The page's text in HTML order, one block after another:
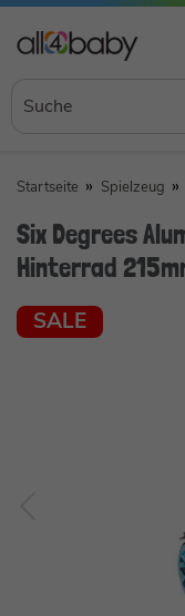
Startseite Spielzeug
Six Degrees
Hinterrad
SALE